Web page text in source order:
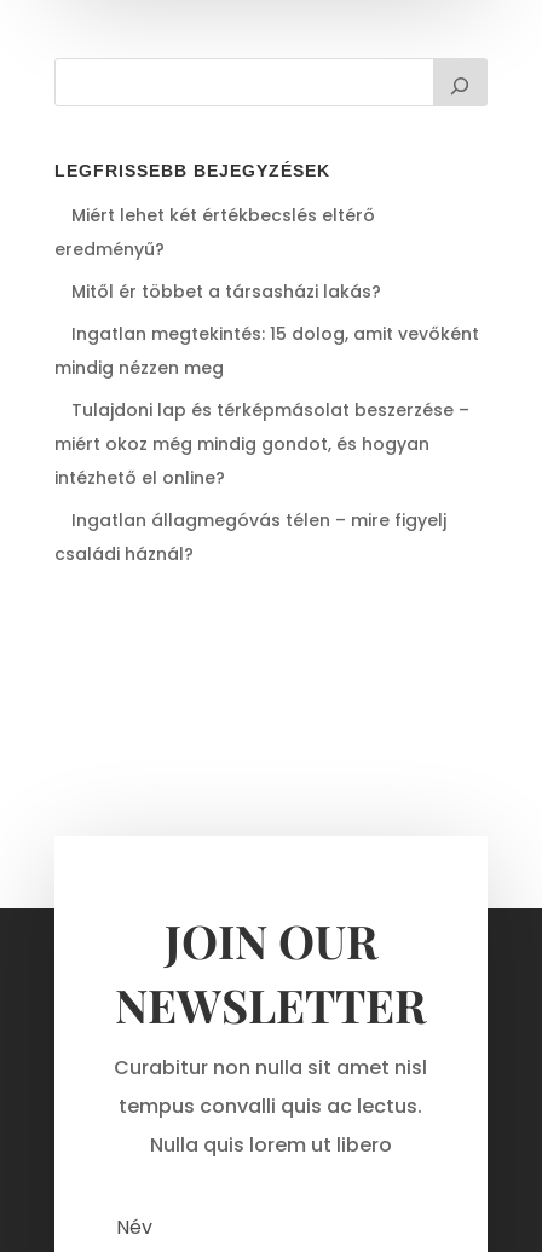
LEGFRISSEBB BEJEGYZÉSEK
Miért lehet két értékbecslés eltérő
eredményű?
Mitől ér többet a társasházi lakás?
Ingatlan megtekintés: 15 dolog, amit vevőként
mindig nézzen meg
Tulajdoni lap és térképmásolat beszerzése –
miért okoz még mindig gondot, és hogyan
intézhető el online?
Ingatlan állagmegóvás télen – mire figyelj
családi háznál?
JOIN OUR
NEWSLETTER
Curabitur non nulla sit amet nisl
tempus convalli quis ac lectus.
Nulla quis lorem ut libero